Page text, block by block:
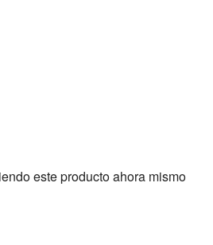
este producto ahora mismo